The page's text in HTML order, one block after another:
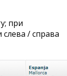
при
/ справа